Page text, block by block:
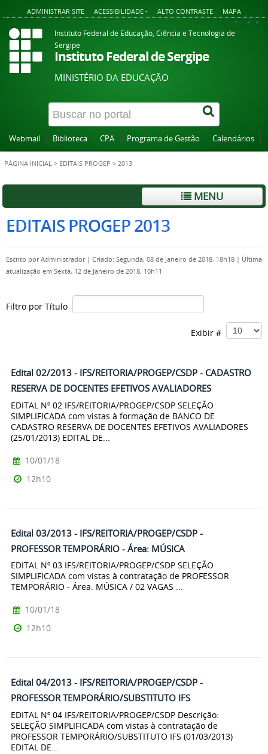
ADMINISTRAR SITE ACESSIBILIDADE - ALTO CONTRASTE MAPA
A+ A A-
Instituto Federal de Educação, Ciência e Tecnologia de
Sergipe
Instituto Federal de Sergipe
MINISTÉRIO DA EDUCAÇÃO
Webmail Biblioteca CPA Programa de Gestão Calendários
PÁGINA INICIAL > EDITAIS PROGEP > 2013
MENU
EDITAIS PROGEP 2013
Escrito porAdministrador | Criado: Segunda, 08 de Janeiro de 2018, 18h18 | Última
atualização em Sexta, 12 de Janeiro de 2018, 10h11
Filtro por Título
Exibir #
Edital 02/2013 - IFS/REITORIA/PROGEP/CSDP - CADASTRO
RESERVA DE DOCENTES EFETIVOS AVALIADORES
EDITAL Nº 02 IFS/REITORIA/PROGEP/CSDP SELEÇÃO
SIMPLIFICADA com vistas à formação de BANCO DE
CADASTRO RESERVA DE DOCENTES EFETIVOS AVALIADORES
(25/01/2013) EDITAL DE...
10/01/18
12h10
Edital 03/2013 - IFS/REITORIA/PROGEP/CSDP -
PROFESSOR TEMPORÁRIO - Área: MÚSICA
EDITAL Nº 03 IFS/REITORIA/PROGEP/CSDP SELEÇÃO
SIMPLIFICADA com vistas à contratação de PROFESSOR
TEMPORÁRIO - Área: MÚSICA / 02 VAGAS ...
10/01/18
12h10
Edital 04/2013 - IFS/REITORIA/PROGEP/CSDP -
PROFESSOR TEMPORÁRIO/SUBSTITUTO IFS
EDITAL Nº 04 IFS/REITORIA/PROGEP/CSDP Descrição:
SELEÇÃO SIMPLIFICADA com vistas à contratação de
PROFESSOR TEMPORÁRIO/SUBSTITUTO IFS (01/03/2013)
EDITAL DE...